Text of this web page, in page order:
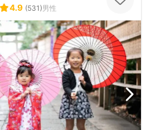
4.9 (531)男性